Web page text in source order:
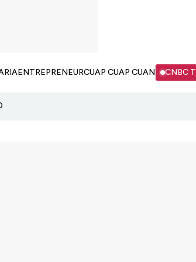
ENTREPRENEURCUAP CUAP CUAN CNBC